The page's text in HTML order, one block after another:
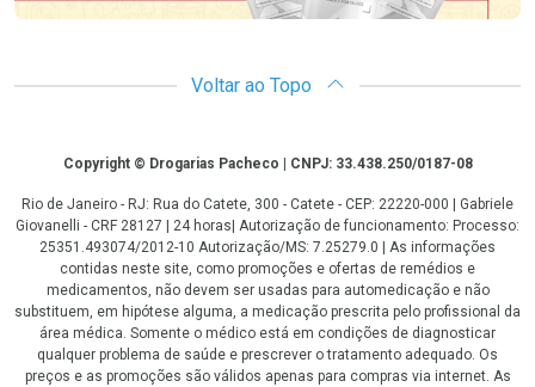
Voltar ao Topo
CopyrightCopyright © Drogarias Pacheco | CNPJ: 33.438.250/0187-08
Rio de Janeiro - RJ: Rua do Catete, 300 - Catete - CEP: 22220-000 | Gabriele
Giovanelli - CRF 28127 | 24 horas| Autorização de funcionamento: Processo:
25351.493074/2012-10 Autorização/MS: 7.25279.0 | As informações
contidas neste site, como promoções e ofertas de remédios e
medicamentos, não devem ser usadas para automedicação e não
substituem, em hipótese alguma, a medicação prescrita pelo profissional da
área médica. Somente o médico está em condições de diagnosticar
qualquer problema de saúde e prescrever o tratamento adequado. Os
preços e as promoções são válidos apenas para compras via internet. As